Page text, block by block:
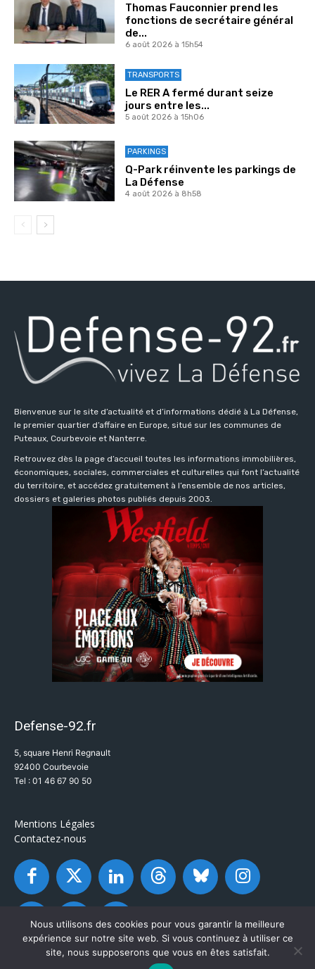
Thomas Fauconnier prend les
fonctions de secrétaire général
de...
6 août 2026 à 15h54
TRANSPORTS
Le RER A fermé durant seize
jours entre les...
5 août 2026 à 15h06
PARKINGS
Q-Park réinvente les parkings de
La Défense
4 août 2026 à 8h58
Bienvenue sur le site d’actualité et d’informations dédié à La Défense,
le premier quartier d’affaire en Europe, situé sur les communes de
Puteaux, Courbevoie et Nanterre.
Retrouvez dès la page d’accueil toutes les informations immobilières,
économiques, sociales, commerciales et culturelles qui font l’actualité
du territoire, et accédez gratuitement à l’ensemble de nos articles,
dossiers et galeries photos publiés depuis 2003.
Defense-92.fr
5, square Henri Regnault
92400 Courbevoie
Tel : 01 46 67 90 50
Mentions Légales
Contactez-nous
Nous utilisons des cookies pour vous garantir la meilleure
expérience sur notre site web. Si vous continuez à utiliser ce
site, nous supposerons que vous en êtes satisfait.